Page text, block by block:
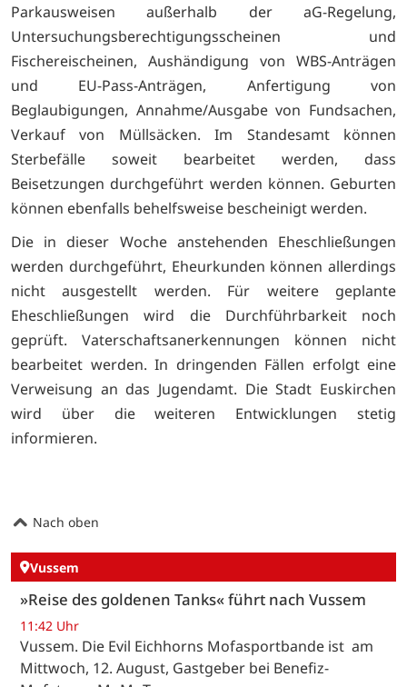
Parkausweisen außerhalb der aG-Regelung,
Untersuchungsberechtigungsscheinen und
Fischereischeinen, Aushändigung von WBS-Anträgen
und EU-Pass-Anträgen, Anfertigung von
Beglaubigungen, Annahme/Ausgabe von Fundsachen,
Verkauf von Müllsäcken. Im Standesamt können
Sterbefälle soweit bearbeitet werden, dass
Beisetzungen durchgeführt werden können. Geburten
können ebenfalls behelfsweise bescheinigt werden.
Die in dieser Woche anstehenden Eheschließungen
werden durchgeführt, Eheurkunden können allerdings
nicht ausgestellt werden. Für weitere geplante
Eheschließungen wird die Durchführbarkeit noch
geprüft. Vaterschaftsanerkennungen können nicht
bearbeitet werden. In dringenden Fällen erfolgt eine
Verweisung an das Jugendamt. Die Stadt Euskirchen
wird über die weiteren Entwicklungen stetig
informieren.
Nach oben
Vussem
»Reise des goldenen Tanks« führt nach Vussem
11:42 Uhr
Vussem. Die Evil Eichhorns Mofasportbande ist am
Mittwoch, 12. August, Gastgeber bei Benefiz-